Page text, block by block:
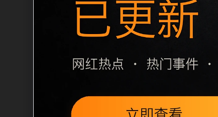
成更自然的内链关系。图片说明统一绑
栏目内容归集
之间识别一致主题。后续每日采集时，
相近页面，应通过不同角度补充事件背
sitemap 入口，保证重要页面点击深度